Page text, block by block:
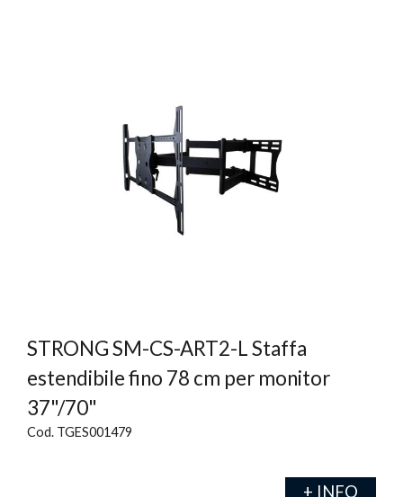
STRONG SM-CS-ART2-L Staffa
estendibile fino 78 cm per monitor
37"/70"
Cod. TGES001479
+ INFO